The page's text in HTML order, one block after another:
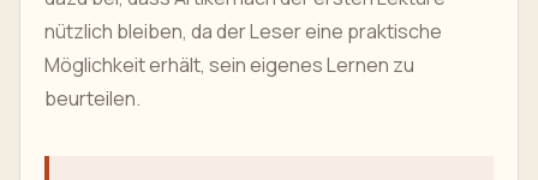
nützlich bleiben, da der Leser eine praktische
Möglichkeit erhält, sein eigenes Lernen zu
beurteilen.